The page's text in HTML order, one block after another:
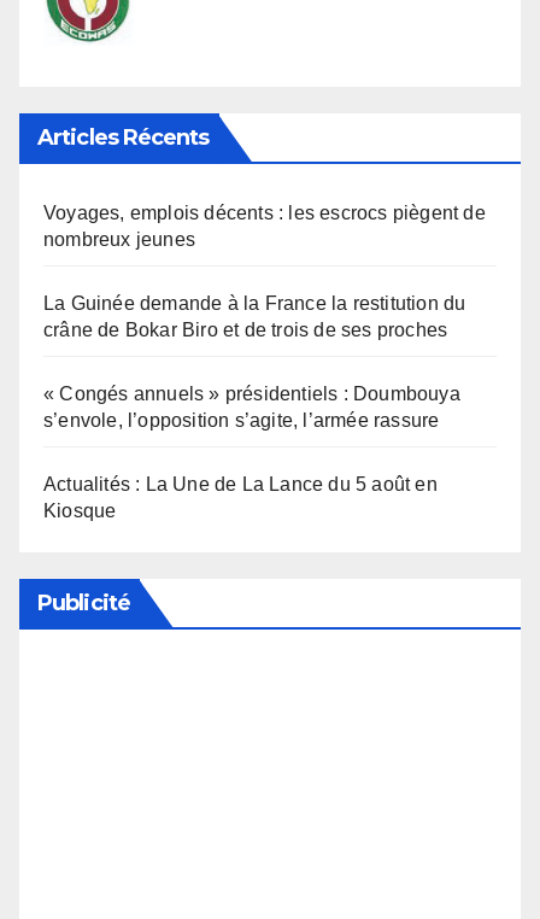
Articles Récents
Voyages, emplois décents : les escrocs piègent de
nombreux jeunes
La Guinée demande à la France la restitution du
crâne de Bokar Biro et de trois de ses proches
« Congés annuels » présidentiels : Doumbouya
s’envole, l’opposition s’agite, l’armée rassure
Actualités : La Une de La Lance du 5 août en
Kiosque
Publicité